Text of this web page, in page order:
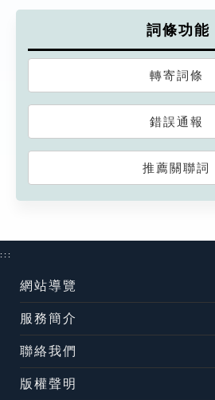
詞條功能
轉寄詞條
錯誤通報
推薦關聯詞
:::
網站導覽
服務簡介
聯絡我們
版權聲明